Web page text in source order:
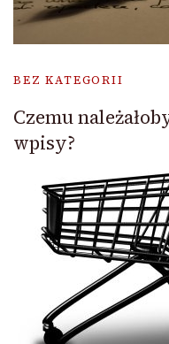
BEZ KATEGORII
Czemu
wpisy?